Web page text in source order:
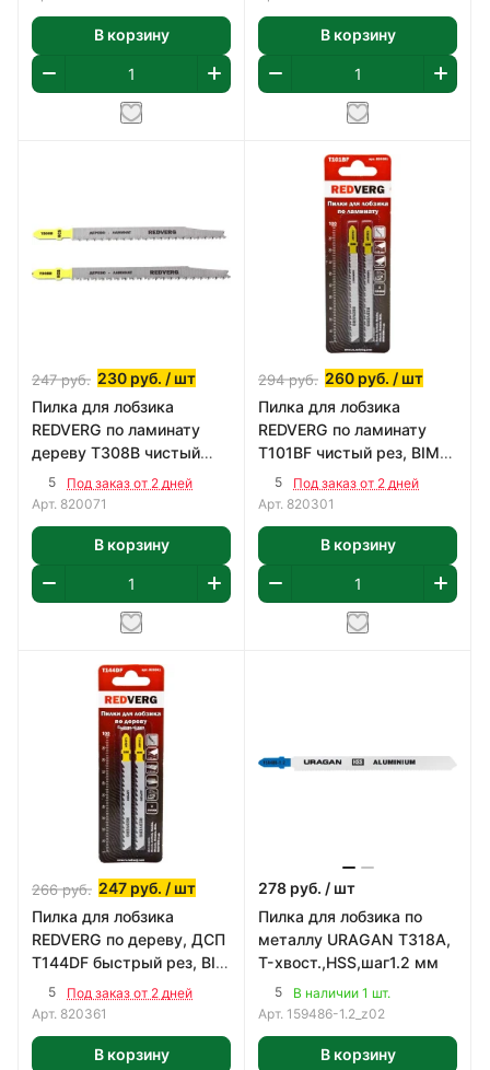
В корзину В корзину
247руб. 230 руб. / шт
Пилка для лобзика
REDVERG по ламинату
дереву Т308B чистый
рез, HCS (2шт)
5
Под заказ от 2 дней
Арт. 820071
В корзину
294руб. 260 руб. / шт
Пилка для лобзика
REDVERG по ламинату
T101BF чистый рез, BIM
(2шт)
5
Под заказ от 2 дней
Арт. 820301
В корзину
266руб. 247 руб. / шт
Пилка для лобзика
REDVERG по дереву, ДСП
T144DF быстрый рез, BIM
(2шт)
5
Под заказ от 2 дней
Арт. 820361
В корзину
278 руб. / шт
Пилка для лобзика по
металлу URAGAN T318A,
T-хвост.,HSS,шаг1.2 мм
5
В наличии 1 шт.
Арт. 159486-1.2_z02
В корзину